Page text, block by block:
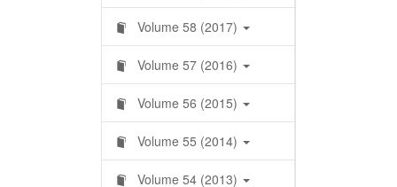
Volume 58 (2017)
Volume 57 (2016)
Volume 56 (2015)
Volume 55 (2014)
Volume 54 (2013)